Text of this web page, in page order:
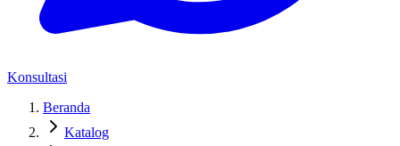
Konsultasi
Beranda
Katalog